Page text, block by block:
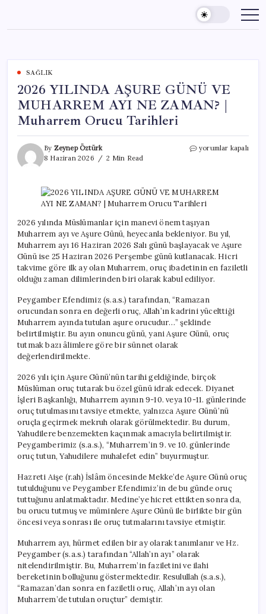
content
SAĞLIK
2026 YILINDA AŞURE GÜNÜ VE
MUHARREM AYI NE ZAMAN? |
Muharrem Orucu Tarihleri
By Zeynep Öztürk
8 Haziran 2026
2 Min Read
2026
VE
MUHARREM
AYI
ZAMAN?
|
Muharrem
Orucu
Tarihleri
için
yorumlar kapalı
2026 yılında Müslümanlar için manevi önem taşıyan
Muharrem ayı ve Aşure Günü, heyecanla bekleniyor. Bu yıl,
Muharrem ayı 16 Haziran 2026 Salı günü başlayacak ve Aşure
Günü ise 25 Haziran 2026 Perşembe günü kutlanacak. Hicri
takvime göre ilk ay olan Muharrem, oruç ibadetinin en faziletli
olduğu zaman dilimlerinden biri olarak kabul ediliyor.
Peygamber Efendimiz (s.a.s.) tarafından, “Ramazan
orucundan sonra en değerli oruç, Allah’ın kadrini yücelttiği
Muharrem ayında tutulan aşure orucudur…” şeklinde
belirtilmiştir. Bu ayın onuncu günü, yani Aşure Günü, oruç
tutmak bazı âlimlere göre bir sünnet olarak
değerlendirilmekte.
2026 yılı için Aşure Günü’nün tarihi geldiğinde, birçok
Müslüman oruç tutarak bu özel günü idrak edecek. Diyanet
İşleri Başkanlığı, Muharrem ayının 9-10. veya 10-11. günlerinde
oruç tutulmasını tavsiye etmekte, yalnızca Aşure Günü’nü
oruçla geçirmek mekruh olarak görülmektedir. Bu durum,
Yahudilere benzemekten kaçınmak amacıyla belirtilmiştir.
Peygamberimiz (s.a.s.), “Muharrem’in 9. ve 10. günlerinde
oruç tutun, Yahudilere muhalefet edin” buyurmuştur.
Hazreti Aişe (r.ah) İslâm öncesinde Mekke’de Aşure Günü oruç
tutulduğunu ve Peygamber Efendimiz’in de bu günde oruç
tuttuğunu anlatmaktadır. Medine’ye hicret ettikten sonra da,
bu orucu tutmuş ve müminlere Aşure Günü ile birlikte bir gün
öncesi veya sonrası ile oruç tutmalarını tavsiye etmiştir.
Muharrem ayı, hürmet edilen bir ay olarak tanımlanır ve Hz.
Peygamber (s.a.s.) tarafından “Allah’ın ayı” olarak
nitelendirilmiştir. Bu, Muharrem’in faziletini ve ilahi
bereketinin bolluğunu göstermektedir. Resulullah (s.a.s.),
“Ramazan’dan sonra en faziletli oruç, Allah’ın ayı olan
Muharrem’de tutulan oruçtur” demiştir.